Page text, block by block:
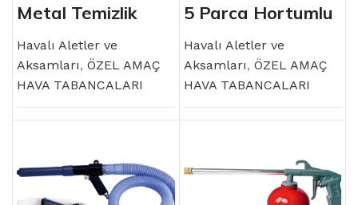
Metal Temizlik
Tabancası
Havalı Aletler ve
Aksamları, ÖZEL AMAÇ
HAVA TABANCALARI
5 Parça Hortumlu
Hava Tabancaları
Seti
Havalı Aletler ve
Aksamları, ÖZEL AMAÇ
HAVA TABANCALARI